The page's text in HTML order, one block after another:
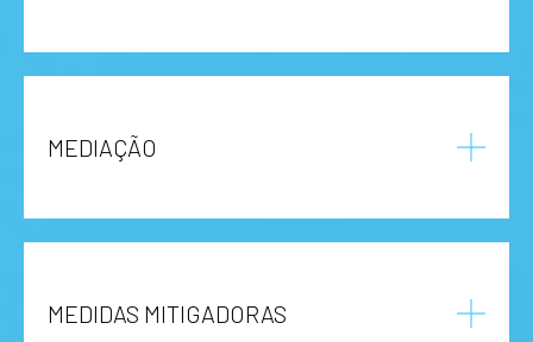
MEDIAÇÃO
MEDIDAS MITIGADORAS